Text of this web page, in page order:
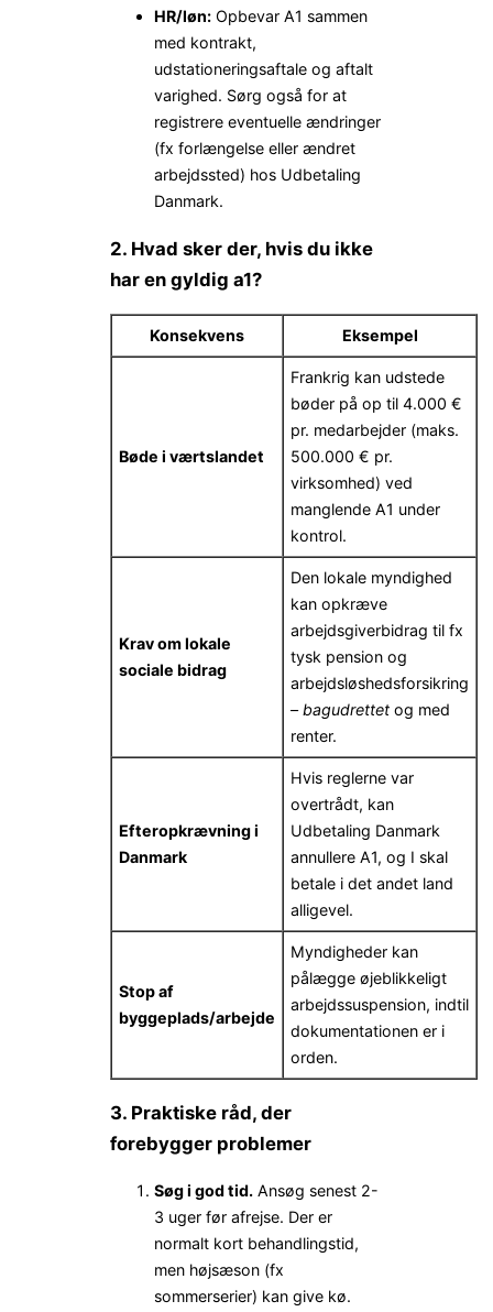
HR/løn: Opbevar A1 sammen
med kontrakt,
udstationeringsaftale og aftalt
varighed. Sørg også for at
registrere eventuelle ændringer
(fx forlængelse eller ændret
arbejdssted) hos Udbetaling
Danmark.
2. Hvad sker der, hvis du ikke
har en gyldig a1?
Konsekvens Eksempel
Bøde i værtslandet
Frankrig kan udstede
bøder på op til 4.000 €
pr. medarbejder (maks.
500.000 € pr.
virksomhed) ved
manglende A1 under
kontrol.
Krav om lokale
sociale bidrag
Den lokale myndighed
kan opkræve
arbejdsgiverbidrag til fx
tysk pension og
arbejdsløshedsforsikring
–bagudrettet og med
renter.
Efteropkrævning i
Danmark
Hvis reglerne var
overtrådt, kan
Udbetaling Danmark
annullere A1, og I skal
betale i det andet land
alligevel.
Stop af
byggeplads/arbejde
Myndigheder kan
pålægge øjeblikkeligt
arbejdssuspension, indtil
dokumentationen er i
orden.
3. Praktiske råd, der
forebygger problemer
Søg i god tid. Ansøg senest 2-
3 uger før afrejse. Der er
normalt kort behandlingstid,
men højsæson (fx
sommerserier) kan give kø.